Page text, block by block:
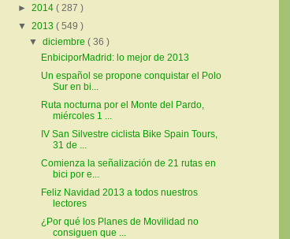
► 2014 ( 287 )
▼ 2013 ( 549 )
▼diciembre( 36 )
EnbiciporMadrid: lo mejor de 2013
Un español se propone conquistar el Polo
Sur en bi...
Ruta nocturna por el Monte del Pardo,
miércoles 1 ...
IV San Silvestre ciclista Bike Spain Tours,
31 de ...
Comienza la señalización de 21 rutas en
bici por e...
Feliz Navidad 2013 a todos nuestros
lectores
¿Por qué los Planes de Movilidad no
consiguen que ...